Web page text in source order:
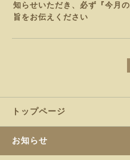
知らせいただき、必ず『今月
旨をお伝えください
トップページ
お知らせ